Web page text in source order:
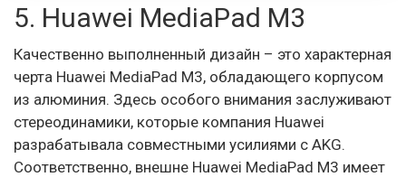
5. Huawei MediaPad M3
Качественно выполненный дизайн – это характерная
черта Huawei MediaPad M3, обладающего корпусом
из алюминия. Здесь особого внимания заслуживают
стереодинамики, которые компания Huawei
разрабатывала совместными усилиями с AKG.
Соответственно, внешне Huawei MediaPad M3 имеет